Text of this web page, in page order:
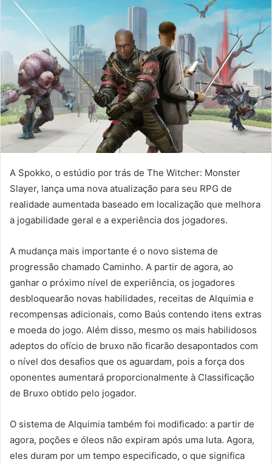
A Spokko, o estúdio por trás de The Witcher: Monster
Slayer, lança uma nova atualização para seu RPG de
realidade aumentada baseado em localização que melhora
a jogabilidade geral e a experiência dos jogadores.
A mudança mais importante é o novo sistema de
progressão chamado Caminho. A partir de agora, ao
ganhar o próximo nível de experiência, os jogadores
desbloquearão novas habilidades, receitas de Alquimia e
recompensas adicionais, como Baús contendo itens extras
e moeda do jogo. Além disso, mesmo os mais habilidosos
adeptos do ofício de bruxo não ficarão desapontados com
o nível dos desafios que os aguardam, pois a força dos
oponentes aumentará proporcionalmente à Classificação
de Bruxo obtido pelo jogador.
O sistema de Alquimia também foi modificado: a partir de
agora, poções e óleos não expiram após uma luta. Agora,
eles duram por um tempo especificado, o que significa